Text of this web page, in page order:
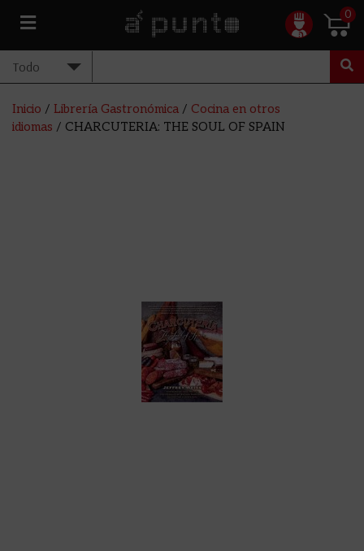
0
Inicio / Librería Gastronómica / Cocina en otros
idiomas / CHARCUTERIA: THE SOUL OF SPAIN